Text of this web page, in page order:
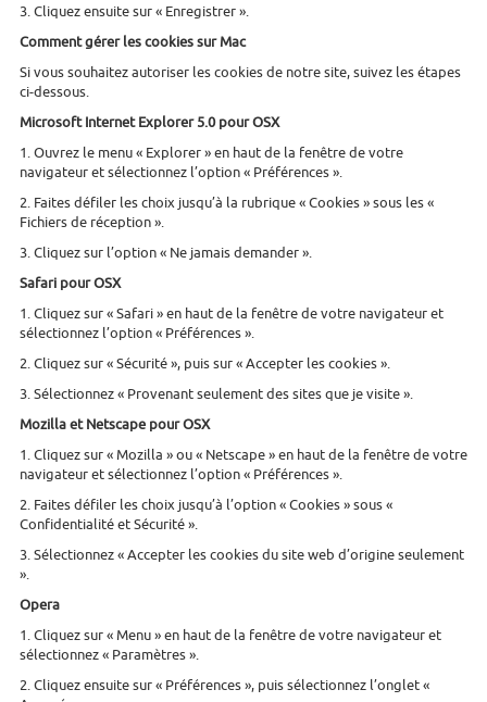
3. Cliquez ensuite sur « Enregistrer ».
Comment gérer les cookies sur Mac
Si vous souhaitez autoriser les cookies de notre site, suivez les étapes
ci-dessous.
Microsoft Internet Explorer 5.0 pour OSX
1. Ouvrez le menu « Explorer » en haut de la fenêtre de votre
navigateur et sélectionnez l’option « Préférences ».
2. Faites défiler les choix jusqu’à la rubrique « Cookies » sous les «
Fichiers de réception ».
3. Cliquez sur l’option « Ne jamais demander ».
Safari pour OSX
1. Cliquez sur « Safari » en haut de la fenêtre de votre navigateur et
sélectionnez l’option « Préférences ».
2. Cliquez sur « Sécurité », puis sur « Accepter les cookies ».
3. Sélectionnez « Provenant seulement des sites que je visite ».
Mozilla et Netscape pour OSX
1. Cliquez sur « Mozilla » ou « Netscape » en haut de la fenêtre de votre
navigateur et sélectionnez l’option « Préférences ».
2. Faites défiler les choix jusqu’à l’option « Cookies » sous «
Confidentialité et Sécurité ».
3. Sélectionnez « Accepter les cookies du site web d’origine seulement
».
Opera
1. Cliquez sur « Menu » en haut de la fenêtre de votre navigateur et
sélectionnez « Paramètres ».
2. Cliquez ensuite sur « Préférences », puis sélectionnez l’onglet «